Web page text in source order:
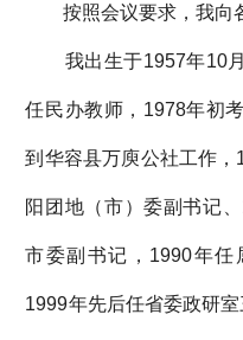
按照会议要求，我向
我出生于1957年10月
任民办教师，1978年初
到华容县万庾公社工作
阳团地（市）委副书记
市委副书记，1990年任
1999年先后任省委政研